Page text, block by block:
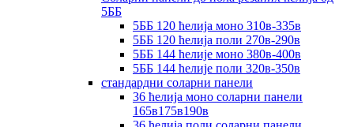
5ББ
5ББ 120 ћелија моно 310в-335в
5ББ 120 ћелија поли 270в-290в
5ББ 144 ћелије моно 380в-400в
5ББ 144 ћелије поли 320в-350в
стандардни соларни панели
36 ћелија моно соларни панели
165в175в190в